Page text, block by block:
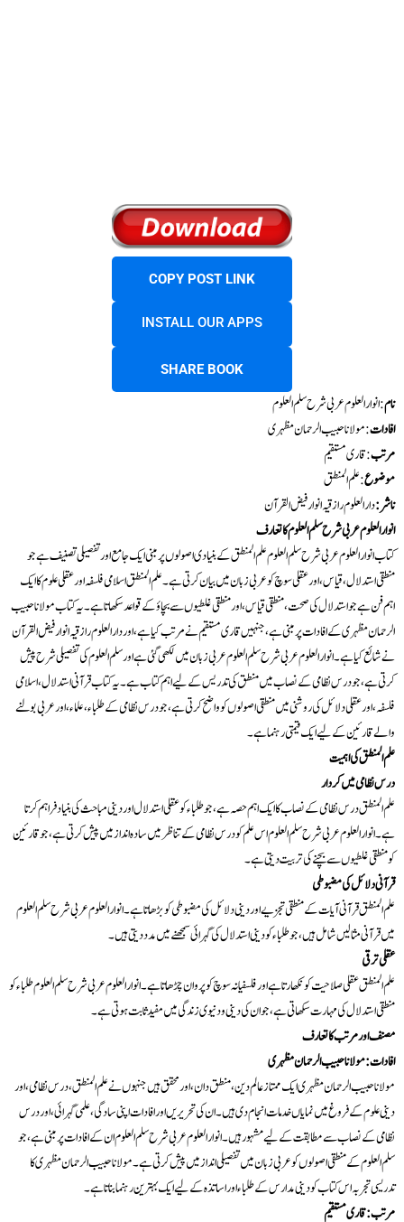
COPY POST LINK
INSTALL OUR APPS
SHARE BOOK
نام: انوار العلوم عربی شرح سلم العلوم
افادات:مولانا حبیب الرحمان مظہری
مرتب:قاری مستقیم
موضوع: علم المنطق
ناشر:دارالعلوم رازقیہ انوار فیض القرآن
انوار العلوم عربی شرح سلم العلوم کا تعارف
کتاب انوار العلوم عربی شرح سلم العلوم علم المنطق کے بنیادی اصولوں پر مبنی ایک جامع اور تفصیلی تصنیف ہے جو
منطقی استدلال، قیاس، اور عقلی سوچ کو عربی زبان میں بیان کرتی ہے۔ علم المنطق اسلامی فلسفہ اور عقلی علوم کا ایک
اہم فن ہے جو استدلال کی صحت، منطقی قیاس، اور منطقی غلطیوں سے بچاؤ کے قواعد سکھاتا ہے۔ یہ کتاب مولانا حبیب
الرحمان مظہری کے افادات پر مبنی ہے، جنہیں قاری مستقیم نے مرتب کیا ہے، اور دارالعلوم رازقیہ انوار فیض القرآن
نے شائع کیا ہے۔ انوار العلوم عربی شرح سلم العلوم عربی زبان میں لکھی گئی ہے اور سلم العلوم کی تفصیلی شرح پیش
کرتی ہے، جو درس نظامی کے نصاب میں منطق کی تدریس کے لیے اہم کتاب ہے۔ یہ کتاب قرآنی استدلال، اسلامی
فلسفہ، اور عقلی دلائل کی روشنی میں منطقی اصولوں کو واضح کرتی ہے، جو درس نظامی کے طلباء، علماء، اور عربی بولنے
والے قارئین کے لیے ایک قیمتی رہنما ہے۔
علم المنطق کی اہمیت
درس نظامی میں کردار
علم المنطق درس نظامی کے نصاب کا ایک اہم حصہ ہے، جو طلباء کو عقلی استدلال اور دینی مباحث کی بنیاد فراہم کرتا
ہے۔ انوار العلوم عربی شرح سلم العلوم اس علم کو درس نظامی کے تناظر میں سادہ انداز میں پیش کرتی ہے، جو قارئین
کو منطقی غلطیوں سے بچنے کی تربیت دیتی ہے۔
قرآنی دلائل کی مضبوطی
علم المنطق قرآنی آیات کے منطقی تجزیے اور دینی دلائل کی مضبوطی کو بڑھاتا ہے۔ انوار العلوم عربی شرح سلم العلوم
میں قرآنی مثالیں شامل ہیں، جو طلباء کو دینی استدلال کی گہرائی سمجھنے میں مدد دیتی ہیں۔
عقلی ترقی
علم المنطق عقلی صلاحیت کو نکھارتا ہے اور فلسفیانہ سوچ کو پروان چڑھاتا ہے۔ انوار العلوم عربی شرح سلم العلوم طلباء کو
منطقی استدلال کی مہارت سکھاتی ہے، جو ان کی دینی و دنیوی زندگی میں مفید ثابت ہوتی ہے۔
مصنف اور مرتب کا تعارف
افادات: مولانا حبیب الرحمان مظہری
مولانا حبیب الرحمان مظہری ایک ممتاز عالم دین، منطق دان، اور محقق ہیں جنہوں نے علم المنطق، درس نظامی، اور
دینی علوم کے فروغ میں نمایاں خدمات انجام دی ہیں۔ ان کی تحریریں اور افادات اپنی سادگی، علمی گہرائی، اور درس
نظامی کے نصاب سے مطابقت کے لیے مشہور ہیں۔ انوار العلوم عربی شرح سلم العلوم ان کے افادات پر مبنی ہے، جو
سلم العلوم کے منطقی اصولوں کو عربی زبان میں تفصیلی انداز میں پیش کرتی ہے۔ مولانا حبیب الرحمان مظہری کا
تدریسی تجربہ اس کتاب کو دینی مدارس کے طلباء اور اساتذہ کے لیے ایک بہترین رہنما بناتا ہے۔
مرتب: قاری مستقیم